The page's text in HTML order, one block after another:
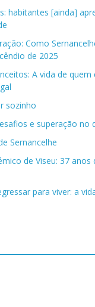
habitantes [ainda]
Como
de 2025
A vida de quem
sozinho
e superação no
Sernancelhe
de Viseu: 37 anos
para viver: a